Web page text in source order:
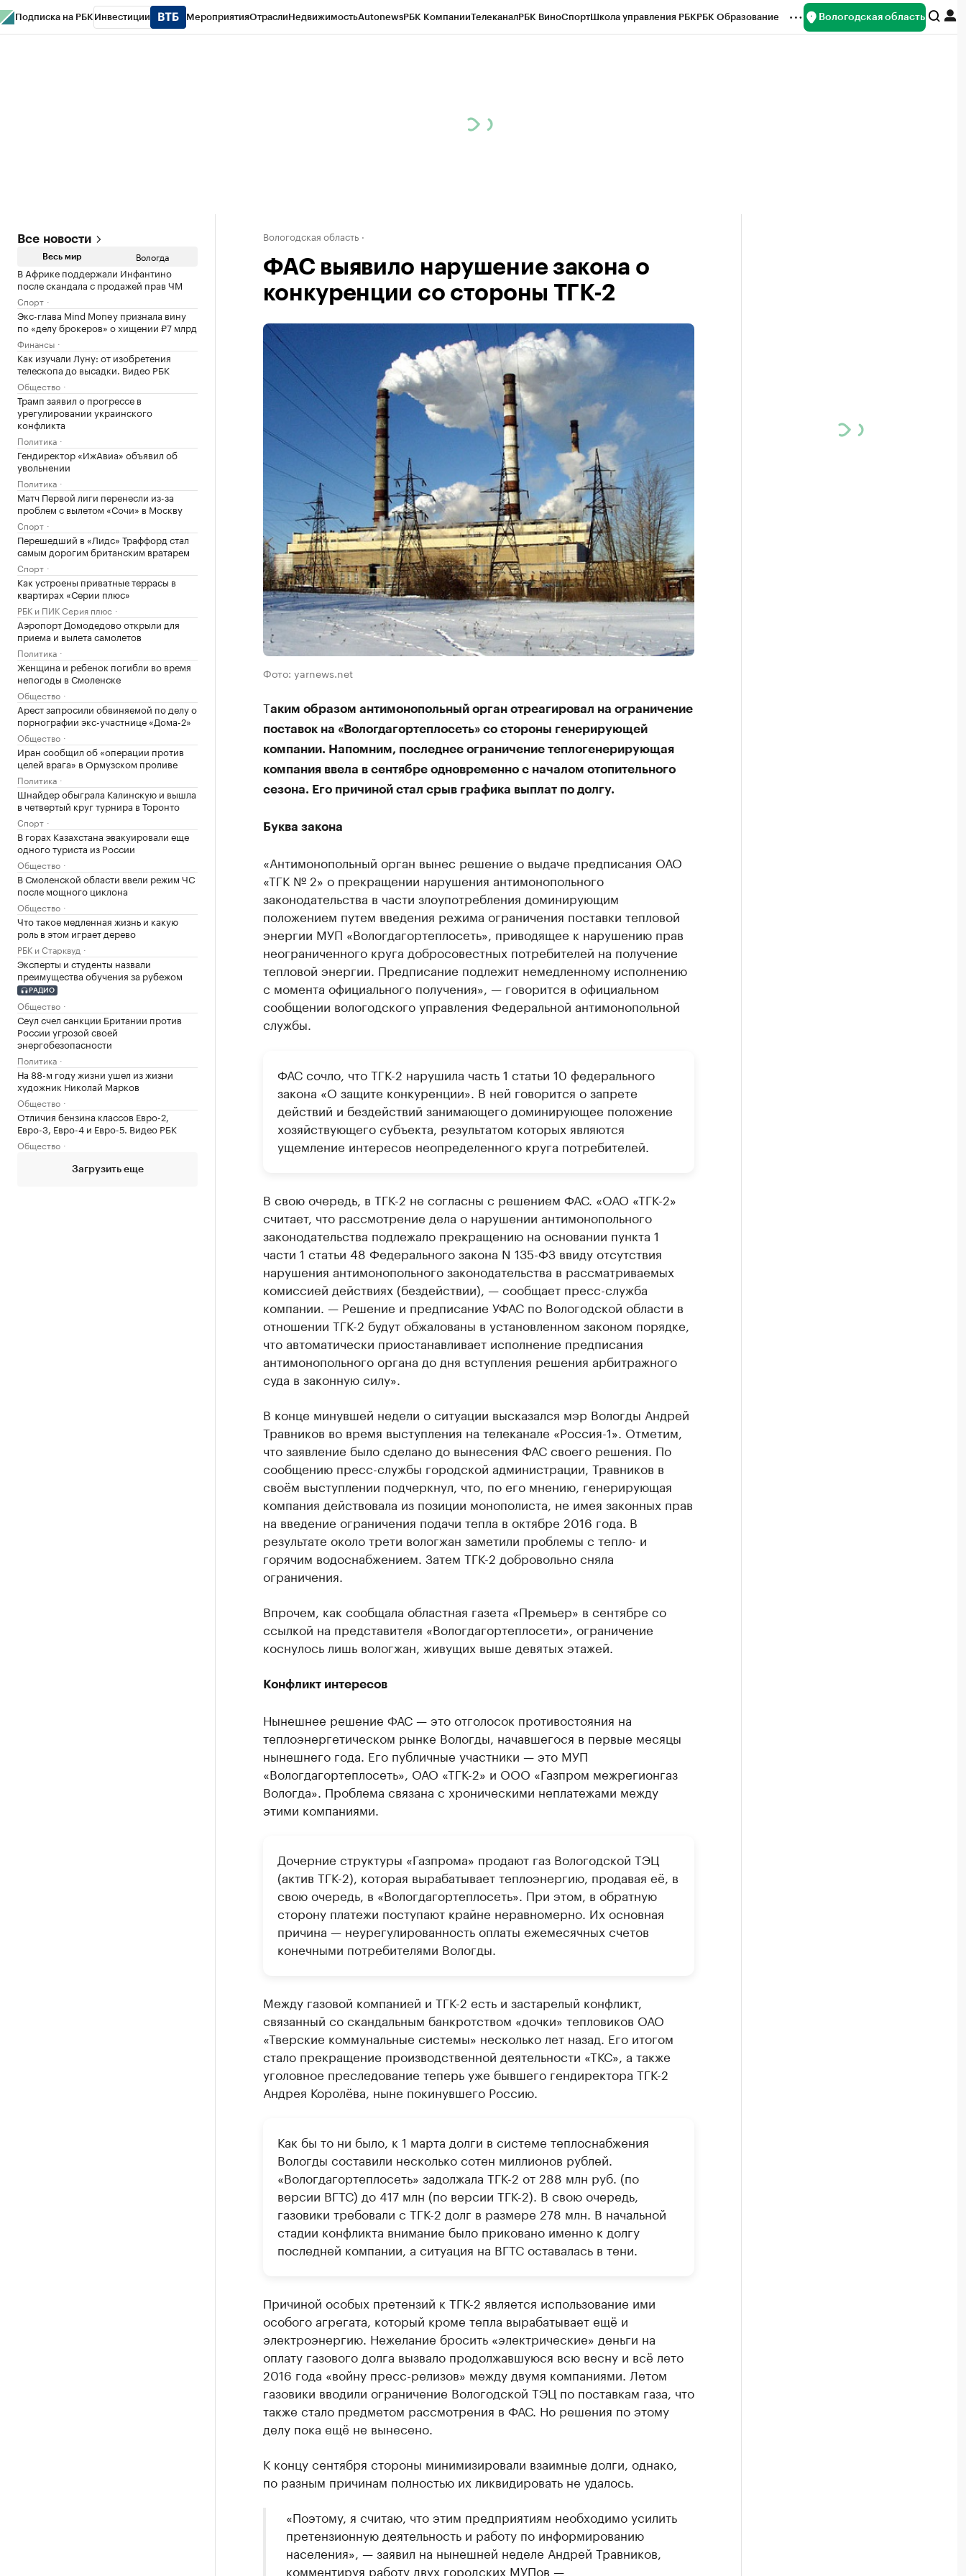
Подписка на РБК Инвестиции МероприятияОтраслиНедвижимостьAutonewsРБК КомпанииТелеканалРБК ВиноСпортШкола управления РБКРБК Образование Вологодская область
Все новости
Весь мир Вологда
В Африке поддержали Инфантино
после скандала с продажей прав ЧМ
Спорт
Экс-глава Mind Money признала вину
по «делу брокеров» о хищении ₽7 млрд
Финансы
Как изучали Луну: от изобретения
телескопа до высадки. Видео РБК
Общество
Трамп заявил о прогрессе в
урегулировании украинского
конфликта
Политика
Гендиректор «ИжАвиа» объявил об
увольнении
Политика
Матч Первой лиги перенесли из-за
проблем с вылетом «Сочи» в Москву
Спорт
Перешедший в «Лидс» Траффорд стал
самым дорогим британским вратарем
Спорт
Как устроены приватные террасы в
квартирах «Серии плюс»
РБК и ПИК Серия плюс
Аэропорт Домодедово открыли для
приема и вылета самолетов
Политика
Женщина и ребенок погибли во время
непогоды в Смоленске
Общество
Арест запросили обвиняемой по делу о
порнографии экс-участнице «Дома-2»
Общество
Иран сообщил об «операции против
целей врага» в Ормузском проливе
Политика
Шнайдер обыграла Калинскую и вышла
в четвертый круг турнира в Торонто
Спорт
В горах Казахстана эвакуировали еще
одного туриста из России
Общество
В Смоленской области ввели режим ЧС
после мощного циклона
Общество
Что такое медленная жизнь и какую
роль в этом играет дерево
РБК и Старквуд
Эксперты и студенты назвали
преимущества обучения за рубежом
РАДИО
Общество
Сеул счел санкции Британии против
России угрозой своей
энергобезопасности
Политика
На 88-м году жизни ушел из жизни
художник Николай Марков
Общество
Отличия бензина классов Евро-2,
Евро-3, Евро-4 и Евро-5. Видео РБК
Общество
Загрузить еще
Вологодская область
ФАС выявило нарушение закона о
конкуренции со стороны ТГК-2
Фото: yarnews.net
Таким образом антимонопольный орган отреагировал на ограничение
поставок на «Вологдагортеплосеть» со стороны генерирующей
компании. Напомним, последнее ограничение теплогенерирующая
компания ввела в сентябре одновременно с началом отопительного
сезона. Его причиной стал срыв графика выплат по долгу.
Буква закона
«Антимонопольный орган вынес решение о выдаче предписания ОАО
«ТГК № 2» о прекращении нарушения антимонопольного
законодательства в части злоупотребления доминирующим
положением путем введения режима ограничения поставки тепловой
энергии МУП «Вологдагортеплосеть», приводящее к нарушению прав
неограниченного круга добросовестных потребителей на получение
тепловой энергии. Предписание подлежит немедленному исполнению
с момента официального получения», — говорится в официальном
сообщении вологодского управления Федеральной антимонопольной
службы.
ФАС сочло, что ТГК-2 нарушила часть 1 статьи 10 федерального
закона «О защите конкуренции». В ней говорится о запрете
действий и бездействий занимающего доминирующее положение
хозяйствующего субъекта, результатом которых являются
ущемление интересов неопределенного круга потребителей.
В свою очередь, в ТГК-2 не согласны с решением ФАС. «ОАО «ТГК-2»
считает, что рассмотрение дела о нарушении антимонопольного
законодательства подлежало прекращению на основании пункта 1
части 1 статьи 48 Федерального закона N 135-ФЗ ввиду отсутствия
нарушения антимонопольного законодательства в рассматриваемых
комиссией действиях (бездействии), — сообщает пресс-служба
компании. — Решение и предписание УФАС по Вологодской области в
отношении ТГК-2 будут обжалованы в установленном законом порядке,
что автоматически приостанавливает исполнение предписания
антимонопольного органа до дня вступления решения арбитражного
суда в законную силу».
В конце минувшей недели о ситуации высказался мэр Вологды Андрей
Травников во время выступления на телеканале «Россия-1». Отметим,
что заявление было сделано до вынесения ФАС своего решения. По
сообщению пресс-службы городской администрации, Травников в
своём выступлении подчеркнул, что, по его мнению, генерирующая
компания действовала из позиции монополиста, не имея законных прав
на введение ограничения подачи тепла в октябре 2016 года. В
результате около трети вологжан заметили проблемы с тепло- и
горячим водоснабжением. Затем ТГК-2 добровольно сняла
ограничения.
Впрочем, как сообщала областная газета «Премьер» в сентябре со
ссылкой на представителя «Вологдагортеплосети», ограничение
коснулось лишь вологжан, живущих выше девятых этажей.
Конфликт интересов
Нынешнее решение ФАС — это отголосок противостояния на
теплоэнергетическом рынке Вологды, начавшегося в первые месяцы
нынешнего года. Его публичные участники — это МУП
«Вологдагортеплосеть», ОАО «ТГК-2» и ООО «Газпром межрегионгаз
Вологда». Проблема связана с хроническими неплатежами между
этими компаниями.
Дочерние структуры «Газпрома» продают газ Вологодской ТЭЦ
(актив ТГК-2), которая вырабатывает теплоэнергию, продавая её, в
свою очередь, в «Вологдагортеплосеть». При этом, в обратную
сторону платежи поступают крайне неравномерно. Их основная
причина — неурегулированность оплаты ежемесячных счетов
конечными потребителями Вологды.
Между газовой компанией и ТГК-2 есть и застарелый конфликт,
связанный со скандальным банкротством «дочки» тепловиков ОАО
«Тверские коммунальные системы» несколько лет назад. Его итогом
стало прекращение производственной деятельности «ТКС», а также
уголовное преследование теперь уже бывшего гендиректора ТГК-2
Андрея Королёва, ныне покинувшего Россию.
Как бы то ни было, к 1 марта долги в системе теплоснабжения
Вологды составили несколько сотен миллионов рублей.
«Вологдагортеплосеть» задолжала ТГК-2 от 288 млн руб. (по
версии ВГТС) до 417 млн (по версии ТГК-2). В свою очередь,
газовики требовали с ТГК-2 долг в размере 278 млн. В начальной
стадии конфликта внимание было приковано именно к долгу
последней компании, а ситуация на ВГТС оставалась в тени.
Причиной особых претензий к ТГК-2 является использование ими
особого агрегата, который кроме тепла вырабатывает ещё и
электроэнергию. Нежелание бросить «электрические» деньги на
оплату газового долга вызвало продолжавшуюся всю весну и всё лето
2016 года «войну пресс-релизов» между двумя компаниями. Летом
газовики вводили ограничение Вологодской ТЭЦ по поставкам газа, что
также стало предметом рассмотрения в ФАС. Но решения по этому
делу пока ещё не вынесено.
К концу сентября стороны минимизировали взаимные долги, однако,
по разным причинам полностью их ликвидировать не удалось.
«Поэтому, я считаю, что этим предприятиям необходимо усилить
претензионную деятельность и работу по информированию
населения», — заявил на нынешней неделе Андрей Травников,
комментируя работу двух городских МУПов —